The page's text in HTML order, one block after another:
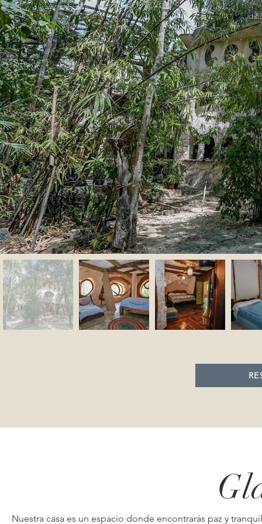
Nuestra casa es un espacio donde encontrarás paz y